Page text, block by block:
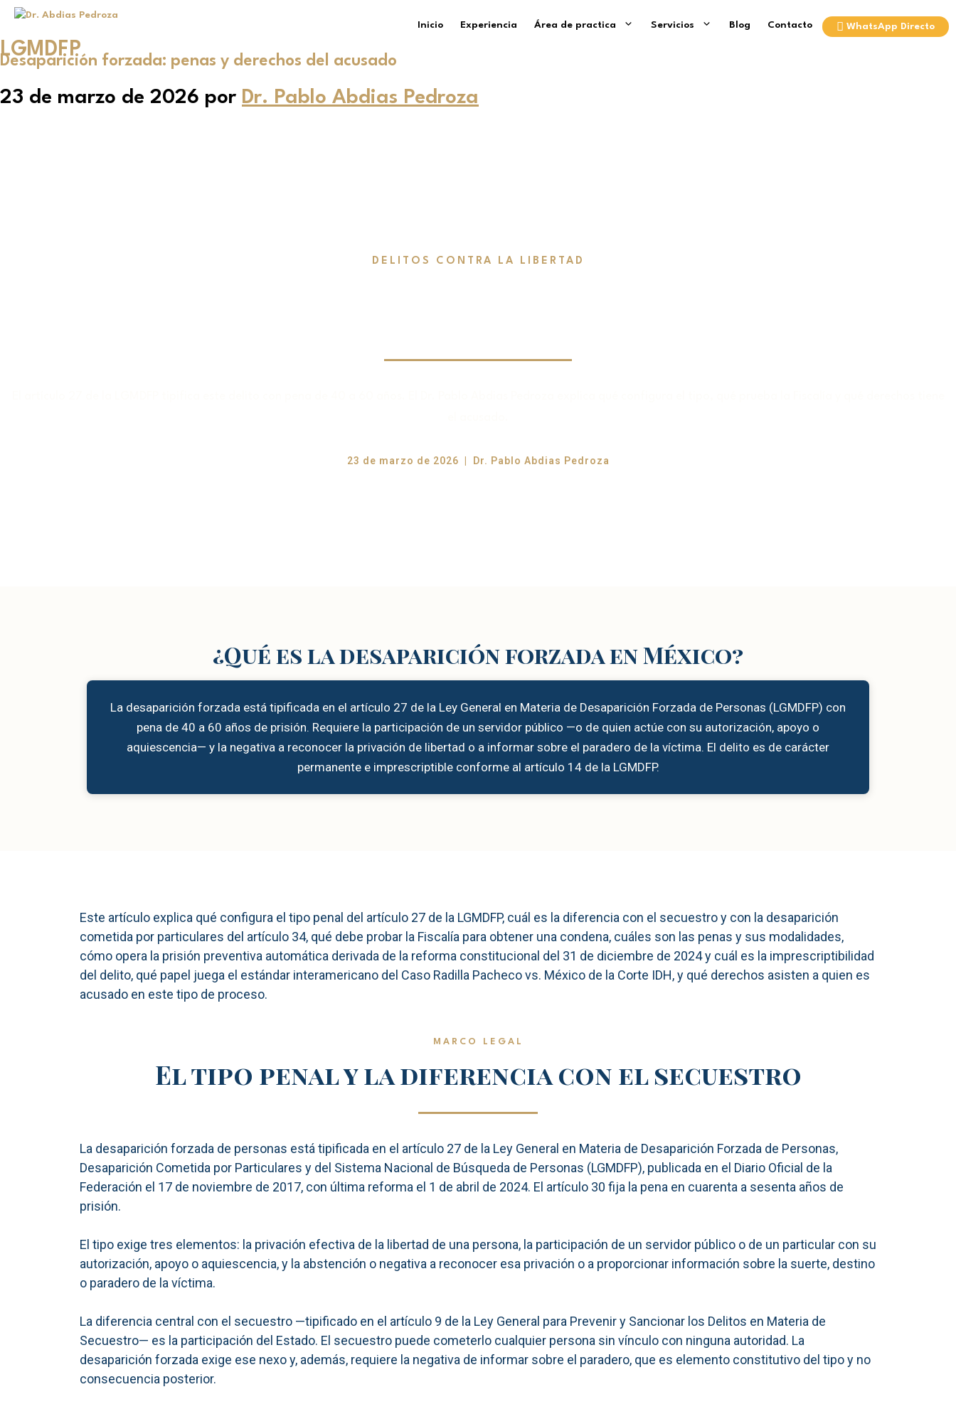
Inicio Experiencia Área de practica Servicios Blog Contacto WhatsApp Directo
LGMDFP
Desaparición forzada: penas y derechos del acusado
23 de marzo de 2026 por Dr. Pablo Abdias Pedroza
DELITOS CONTRA LA LIBERTAD
23 de marzo de 2026 | Dr. Pablo Abdias Pedroza
¿Qué es la desaparición forzada en México?
La desaparición forzada está tipificada en el artículo 27 de la Ley General en Materia de Desaparición Forzada de Personas (LGMDFP) con
pena de 40 a 60 años de prisión. Requiere la participación de un servidor público —o de quien actúe con su autorización, apoyo o
aquiescencia— y la negativa a reconocer la privación de libertad o a informar sobre el paradero de la víctima. El delito es de carácter
permanente e imprescriptible conforme al artículo 14 de la LGMDFP.
Este artículo explica qué configura el tipo penal del artículo 27 de la LGMDFP, cuál es la diferencia con el secuestro y con la desaparición
cometida por particulares del artículo 34, qué debe probar la Fiscalía para obtener una condena, cuáles son las penas y sus modalidades,
cómo opera la prisión preventiva automática derivada de la reforma constitucional del 31 de diciembre de 2024 y cuál es la imprescriptibilidad
del delito, qué papel juega el estándar interamericano del Caso Radilla Pacheco vs. México de la Corte IDH, y qué derechos asisten a quien es
acusado en este tipo de proceso.
MARCO LEGAL
El tipo penal y la diferencia con el secuestro
La desaparición forzada de personas está tipificada en el artículo 27 de la Ley General en Materia de Desaparición Forzada de Personas,
Desaparición Cometida por Particulares y del Sistema Nacional de Búsqueda de Personas (LGMDFP), publicada en el Diario Oficial de la
Federación el 17 de noviembre de 2017, con última reforma el 1 de abril de 2024. El artículo 30 fija la pena en cuarenta a sesenta años de
prisión.
El tipo exige tres elementos: la privación efectiva de la libertad de una persona, la participación de un servidor público o de un particular con su
autorización, apoyo o aquiescencia, y la abstención o negativa a reconocer esa privación o a proporcionar información sobre la suerte, destino
o paradero de la víctima.
La diferencia central con el secuestro —tipificado en el artículo 9 de la Ley General para Prevenir y Sancionar los Delitos en Materia de
Secuestro— es la participación del Estado. El secuestro puede cometerlo cualquier persona sin vínculo con ninguna autoridad. La
desaparición forzada exige ese nexo y, además, requiere la negativa de informar sobre el paradero, que es elemento constitutivo del tipo y no
consecuencia posterior.